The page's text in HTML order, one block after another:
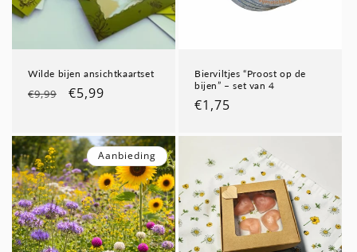
Wilde bijen ansichtkaartset
Normale
€9,99 Aanbiedingsprijs
€5,99
Bierviltjes “Proost op de
bijen” – set van 4
Normale
€1,75
Aanbieding